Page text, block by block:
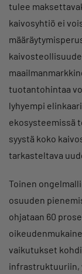
tulee
kaivosyhtiö ei
tuotantohintaa
lyhyempi
ekosysteemissä
syystä koko
tarkasteltava
Toinen
osuuden
ohjataan 60
vaikutukset
infrastruktuuriin,